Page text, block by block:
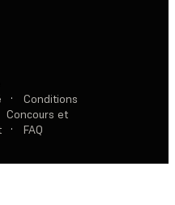
·
Conditions
Concours et
· FAQ